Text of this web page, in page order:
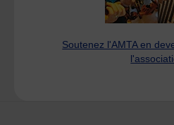
Soutenez l'AMTA en